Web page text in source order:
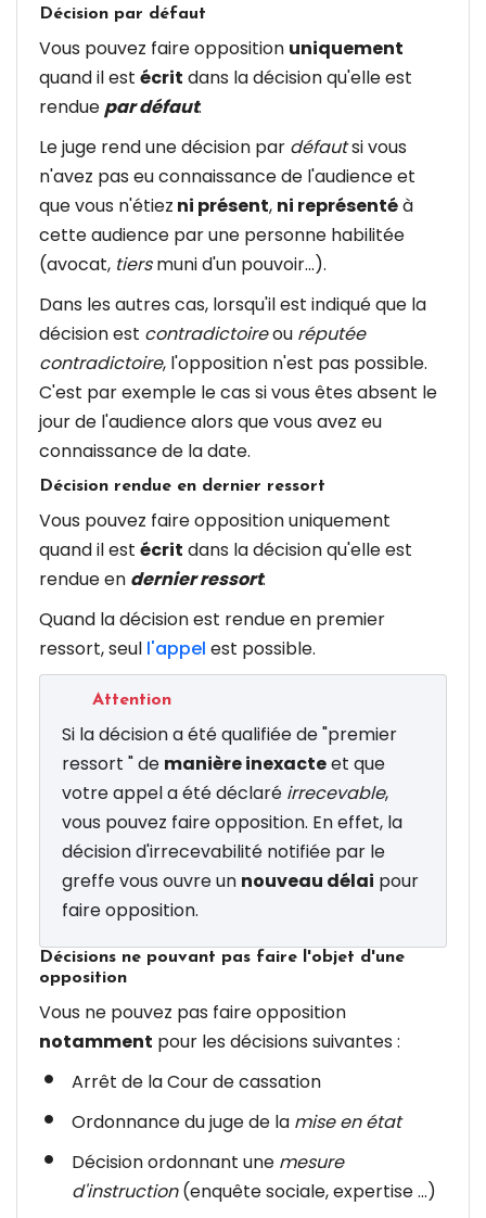
Décision par défaut
Vous pouvez faire opposition uniquement
quand il est écrit dans la décision qu'elle est
renduepar défaut.
Le juge rend une décision par défautsi vous
n'avez pas eu connaissance de l'audience et
que vous n'étiez ni présent, ni représentéà
cette audience par une personne habilitée
(avocat, tiersmuni d'un pouvoir...).
Dans les autres cas, lorsqu'il est indiqué que la
décision est contradictoireou réputée
contradictoire, l'opposition n'est pas possible.
C'est par exemple le cas si vous êtes absent le
jour de l'audience alors que vous avez eu
connaissance de la date.
Décision rendue en dernier ressort
Vous pouvez faire opposition uniquement
quand il est écrit dans la décision qu'elle est
rendue en dernier ressort.
Quand la décision est rendue en premier
ressort, seul l'appel est possible.
Attention
Si la décision a été qualifiée de "premier
ressort " de manière inexacteet que
votre appel a été déclaré irrecevable,
vous pouvez faire opposition. En effet, la
décision d'irrecevabilité notifiée par le
greffe vous ouvre un nouveau délai pour
faire opposition.
Décisions ne pouvant pas faire l'objet d'une
opposition
Vous ne pouvez pas faire opposition
notamment pour les décisions suivantes :
Arrêt de la Cour de cassation
Ordonnance du juge de la mise en état
Décision ordonnant une mesure
d'instruction(enquête sociale, expertise ...)